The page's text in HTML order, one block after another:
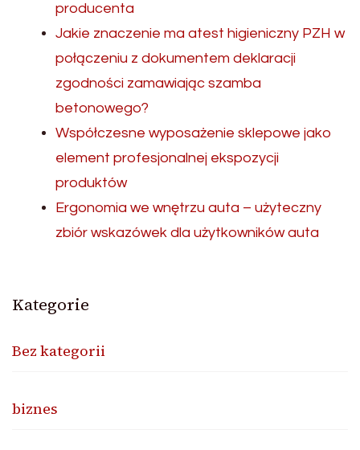
producenta
Jakie znaczenie ma atest higieniczny PZH w
połączeniu z dokumentem deklaracji
zgodności zamawiając szamba
betonowego?
Współczesne wyposażenie sklepowe jako
element profesjonalnej ekspozycji
produktów
Ergonomia we wnętrzu auta – użyteczny
zbiór wskazówek dla użytkowników auta
Kategorie
Bez kategorii
biznes